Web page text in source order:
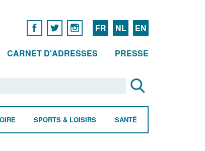
FR NL EN
CARNET D'ADRESSES PRESSE
SPORTS & LOISIRS SANTÉ